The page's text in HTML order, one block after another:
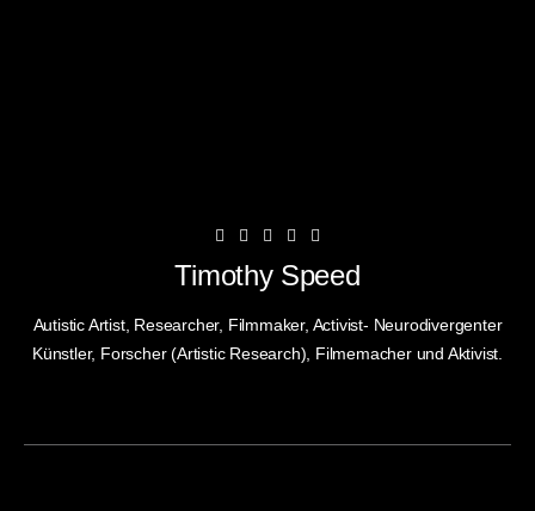
Timothy Speed
Autistic Artist, Researcher, Filmmaker, Activist- Neurodivergenter
Künstler, Forscher (Artistic Research), Filmemacher und Aktivist.